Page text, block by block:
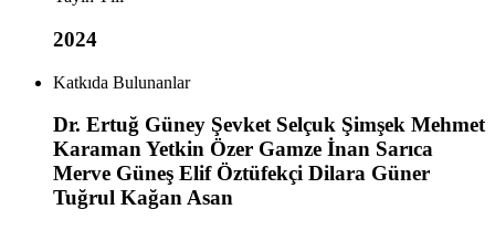
2024
Katkıda Bulunanlar
Dr. Ertuğ Güney Şevket Selçuk Şimşek Mehmet
Karaman Yetkin Özer Gamze İnan Sarıca
Merve Güneş Elif Öztüfekçi Dilara Güner
Tuğrul Kağan Asan